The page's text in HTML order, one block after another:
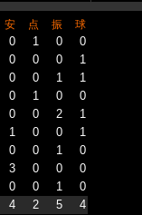
安 点 振 球
0 1 0
0
0 0 0
1
0 0 1
1
0 1 0
0
0 0 2
1
1 0 0
1
0 0 1
0
3 0 0
0
0 0 1
0
4 2 5 4